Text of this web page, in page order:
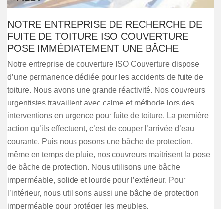
NOTRE ENTREPRISE DE RECHERCHE DE
FUITE DE TOITURE ISO COUVERTURE
POSE IMMÉDIATEMENT UNE BÂCHE
Notre entreprise de couverture ISO Couverture dispose
d’une permanence dédiée pour les accidents de fuite de
toiture. Nous avons une grande réactivité. Nos couvreurs
urgentistes travaillent avec calme et méthode lors des
interventions en urgence pour fuite de toiture. La première
action qu’ils effectuent, c’est de couper l’arrivée d’eau
courante. Puis nous posons une bâche de protection,
même en temps de pluie, nos couvreurs maitrisent la pose
de bâche de protection. Nous utilisons une bâche
imperméable, solide et lourde pour l’extérieur. Pour
l’intérieur, nous utilisons aussi une bâche de protection
imperméable pour protéger les meubles.